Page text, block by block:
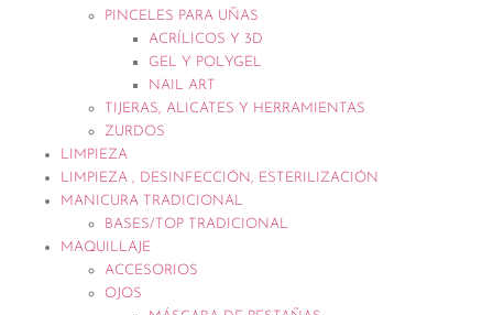
PINCELES PARA UÑAS
ACRÍLICOS Y 3D
GEL Y POLYGEL
NAIL ART
TIJERAS, ALICATES Y HERRAMIENTAS
ZURDOS
LIMPIEZA
LIMPIEZA , DESINFECCIÓN, ESTERILIZACIÓN
MANICURA TRADICIONAL
BASES/TOP TRADICIONAL
MAQUILLAJE
ACCESORIOS
OJOS